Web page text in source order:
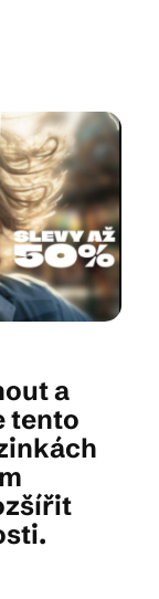
a
tento